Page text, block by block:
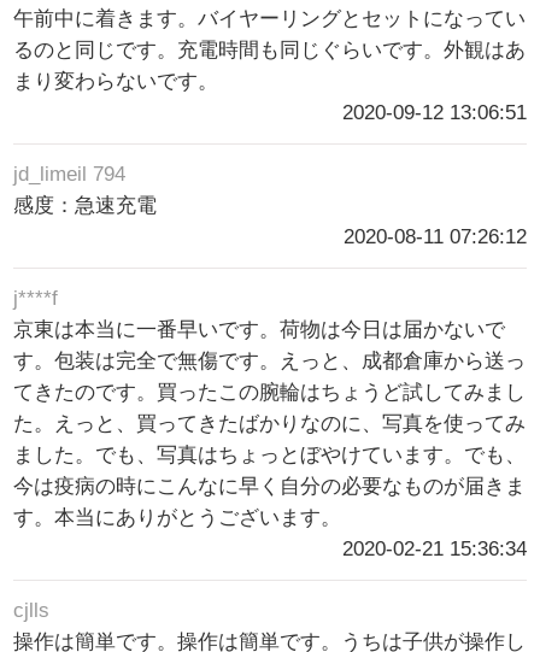
午前中に着きます。バイヤーリングとセットになってい
るのと同じです。充電時間も同じぐらいです。外観はあ
まり変わらないです。
2020-09-12 13:06:51
jd_limeil 794
感度：急速充電
2020-08-11 07:26:12
j****f
京東は本当に一番早いです。荷物は今日は届かないで
す。包装は完全で無傷です。えっと、成都倉庫から送っ
てきたのです。買ったこの腕輪はちょうど試してみまし
た。えっと、買ってきたばかりなのに、写真を使ってみ
ました。でも、写真はちょっとぼやけています。でも、
今は疫病の時にこんなに早く自分の必要なものが届きま
す。本当にありがとうございます。
2020-02-21 15:36:34
cjlls
操作は簡単です。操作は簡単です。うちは子供が操作し